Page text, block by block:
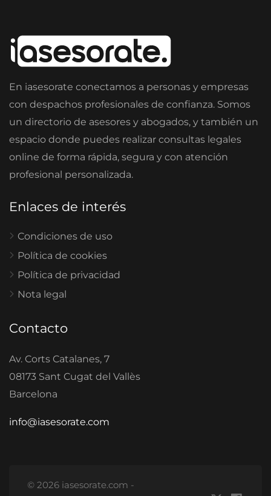
En iasesorate conectamos a personas y empresas
con despachos profesionales de confianza. Somos
un directorio de asesores y abogados, y también un
espacio donde puedes realizar consultas legales
online de forma rápida, segura y con atención
profesional personalizada.
Enlaces de interés
Condiciones de uso
Política de cookies
Política de privacidad
Nota legal
Contacto
Av. Corts Catalanes, 7
08173 Sant Cugat del Vallès
Barcelona
info@iasesorate.com
© 2026 iasesorate.com -